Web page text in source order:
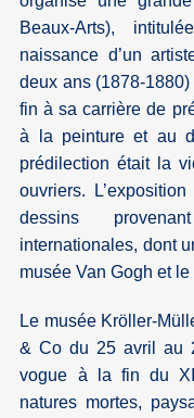
Beaux-Arts),
naissance d’un
deux ans (1878-
fin à sa carrière de
à la peinture et au
prédilection était la
ouvriers.
dessins
internationales, dont
musée Van Gogh et
Le musée Kröller-
& Co du 25 avril au
vogue à la fin du
natures mortes,